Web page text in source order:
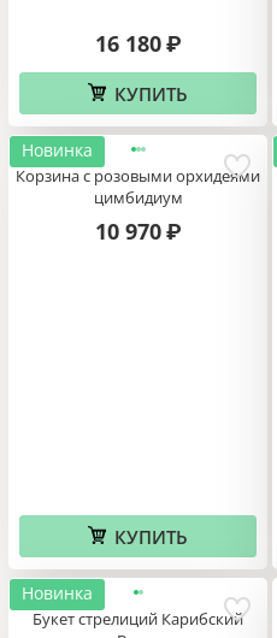
16 180 ₽
КУПИТЬ
Новинка
Корзина с розовыми орхидеями
цимбидиум
10 970 ₽
КУПИТЬ
Новинка
Букет стрелиций Карибский